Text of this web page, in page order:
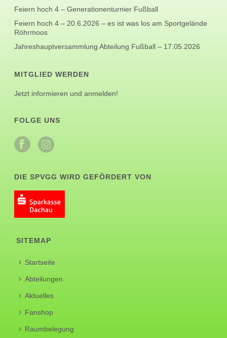
Feiern hoch 4 – Generationenturnier Fußball
Feiern hoch 4 – 20.6.2026 – es ist was los am Sportgelände
Röhrmoos
Jahreshauptversammlung Abteilung Fußball – 17.05.2026
MITGLIED WERDEN
Jetzt informieren und anmelden!
FOLGE UNS
DIE SPVGG WIRD GEFÖRDERT VON
SITEMAP
Startseite
Abteilungen
Aktuelles
Fanshop
Raumbelegung